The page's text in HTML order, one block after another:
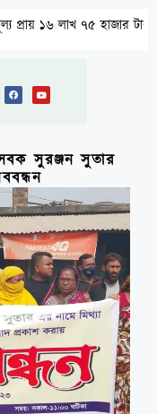
৭৫ হাজার টাকা
সুরঞ্জন সুতার